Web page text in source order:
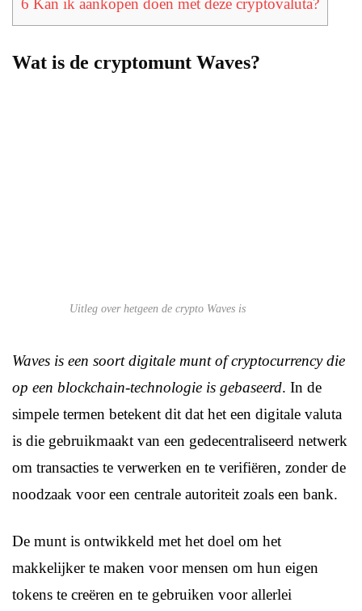
6 Kan ik aankopen doen met deze cryptovaluta?
Wat is de cryptomunt Waves?
Uitleg over hetgeen de crypto Waves is
Waves is een soort digitale munt of cryptocurrency die
op een blockchain-technologie is gebaseerd. In de
simpele termen betekent dit dat het een digitale valuta
is die gebruikmaakt van een gedecentraliseerd netwerk
om transacties te verwerken en te verifiëren, zonder de
noodzaak voor een centrale autoriteit zoals een bank.
De munt is ontwikkeld met het doel om het
makkelijker te maken voor mensen om hun eigen
tokens te creëren en te gebruiken voor allerlei